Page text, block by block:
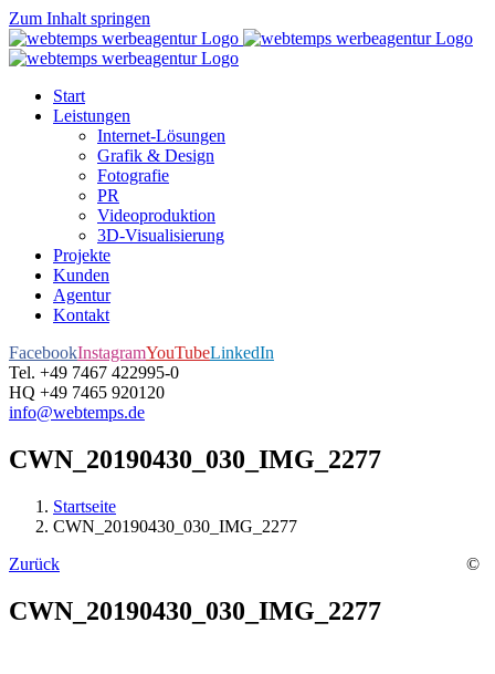
Zum Inhalt springen
Start
Leistungen
Internet-Lösungen
Grafik & Design
Fotografie
PR
Videoproduktion
3D-Visualisierung
Projekte
Kunden
Agentur
Kontakt
FacebookInstagramYouTubeLinkedIn
Tel. +49 7467 422995-0
HQ +49 7465 920120
info@webtemps.de
CWN_20190430_030_IMG_2277
Startseite
CWN_20190430_030_IMG_2277
Zurück
CWN_20190430_030_IMG_2277
©